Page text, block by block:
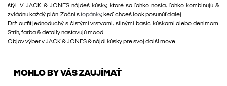
štýl. V JACK & JONES nájdeš kúsky, ktoré sa ľahko nosia, ľahko kombinujú &
zvládnu každý plán. Začni stopánky, keď chceš look posunúť ďalej.
Drž outfit jednoduchý s čistými vrstvami, silnými basic kúskami alebo denimom.
Strih, farba & detaily nastavujú mood.
Objav výber v JACK & JONES & nájdi kúsky pre svoj ďalší move.
MOHLO BY VÁS ZAUJÍMAŤ